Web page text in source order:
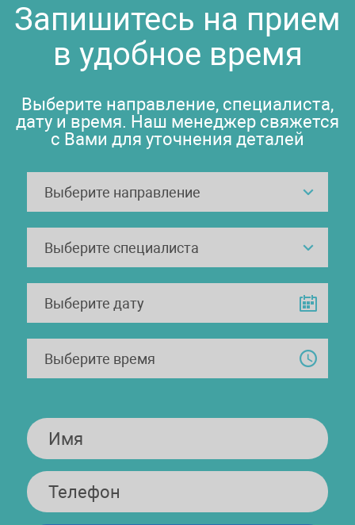
Запишитесь на прием
в удобное время
Выберите направление, специалиста,
дату и время. Наш менеджер свяжется
с Вами для уточнения деталей